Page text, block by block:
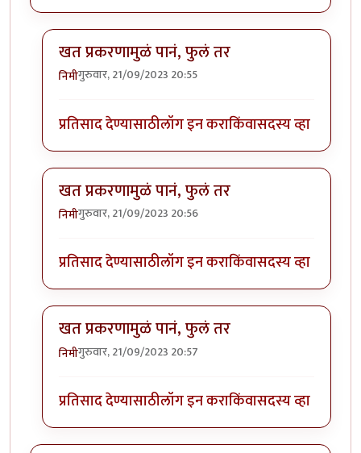
खत प्रकरणामुळं पानं, फुलं तर
निमीगुरुवार, 21/09/2023 20:55
प्रतिसाद देण्यासाठीलॉग इन कराकिंवासदस्य व्हा
खत प्रकरणामुळं पानं, फुलं तर
निमीगुरुवार, 21/09/2023 20:56
प्रतिसाद देण्यासाठीलॉग इन कराकिंवासदस्य व्हा
खत प्रकरणामुळं पानं, फुलं तर
निमीगुरुवार, 21/09/2023 20:57
प्रतिसाद देण्यासाठीलॉग इन कराकिंवासदस्य व्हा